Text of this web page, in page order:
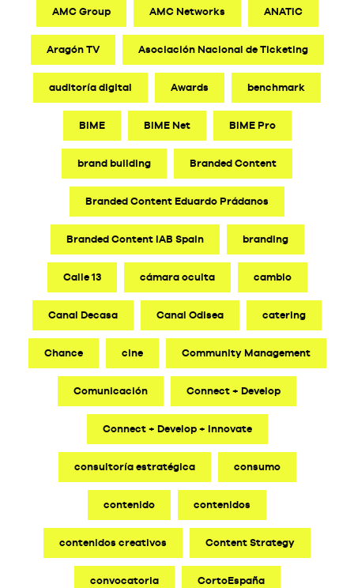
AMC Group AMC Networks ANATIC
Aragón TV Asociación Nacional de Ticketing
auditoría digital Awards benchmark
BIME BIME Net BIME Pro
brand building Branded Content
Branded Content Eduardo Prádanos
Branded Content IAB Spain branding
Calle 13 cámara oculta cambio
Canal Decasa Canal Odisea catering
Chance cine Community Management
Comunicación Connect + Develop
Connect + Develop + Innovate
consultoría estratégica consumo
contenido contenidos
contenidos creativos Content Strategy
convocatoria CortoEspaña